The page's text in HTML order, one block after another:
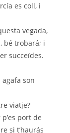
es coll, i
vegada,
bé trobará; i
succeïdes.
agafa son
viatje?
port de
si t’haurás